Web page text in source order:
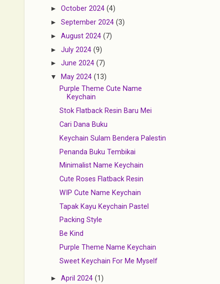
►October 2024(4)
►September 2024(3)
►August 2024(7)
►July 2024(9)
►June 2024(7)
▼ May 2024(13)
Purple Theme Cute Name
Keychain
Stok Flatback Resin Baru Mei
Cari Dana Buku
Keychain Sulam Bendera Palestin
Penanda Buku Tembikai
Minimalist Name Keychain
Cute Roses Flatback Resin
WIP Cute Name Keychain
Tapak Kayu Keychain Pastel
Packing Style
Be Kind
Purple Theme Name Keychain
Sweet Keychain For Me Myself
►April 2024(1)